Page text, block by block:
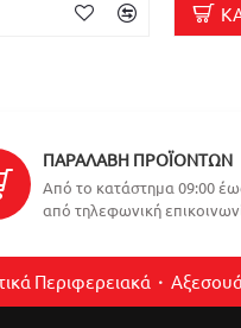
ΠΑΡΑΛΑΒΉ ΠΡΟΪΌΝΤΩΝ
Από το κατάστημα 09:00
από τηλεφωνική
Περιφερειακά